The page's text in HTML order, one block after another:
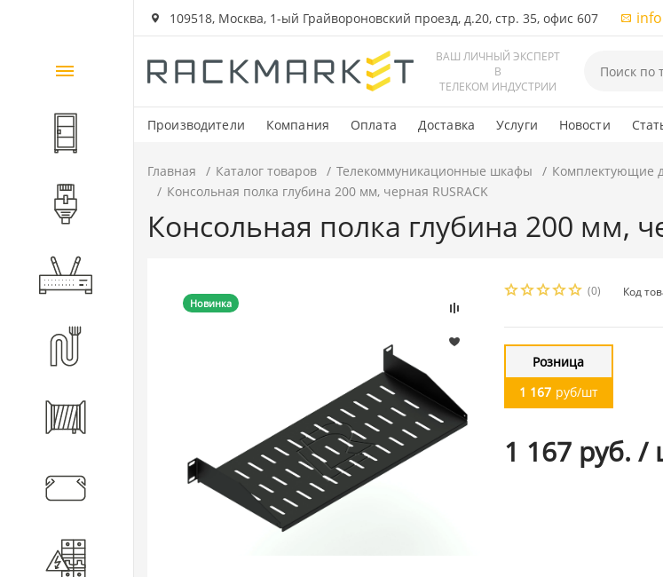
109518, Москва, 1-ый Грайвороновский проезд, д.20, стр. 35, офис 607
ВАШ ЛИЧНЫЙ ЭКСПЕРТ
В
ТЕЛЕКОМ ИНДУСТРИИ
Производители Компания Оплата Доставка Услуги Новости
Каталог
товаров
Шкафы и стойки
Кабеленесущие системы
Главная Каталог товаров Телекоммуникационные шкафы Комплектующие
Консольная полка глубина 200 мм, черная RUSRACK
Консольная полка глубина 200 мм,
Новинка
(0) Код
Розница
1 167 руб/шт
1 167 руб. /